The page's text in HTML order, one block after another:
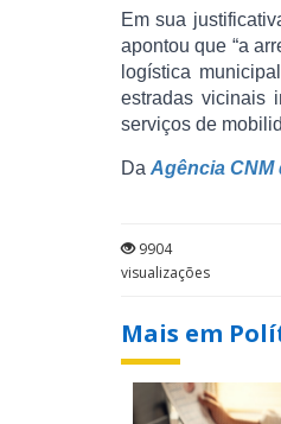
Em sua
apontou que “a
logística
estradas vicinais
serviços de
Da Agência CNM
9904
visualizações
Mais em